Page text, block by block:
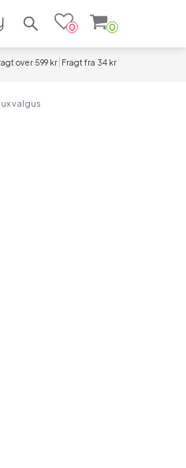
Søg efter produkter
0 0
over 599 kr Fragt fra 34 kr
valgus